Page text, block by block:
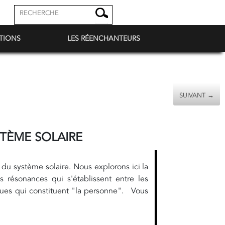
LES RÉENCHANTEURS
SUIVANT →
SOLAIRE
système solaire. Nous explorons ici la
résonances qui s'établissent entre les
qui constituent "la personne". Vous